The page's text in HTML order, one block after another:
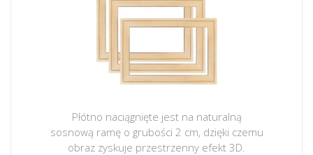
Płótno naciągnięte jest na naturalną
sosnową ramę o grubości 2 cm, dzięki czemu
obraz zyskuje przestrzenny efekt 3D.